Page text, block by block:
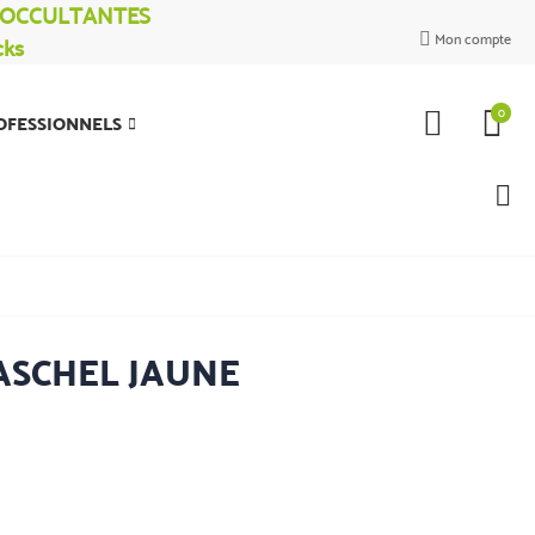
Mon compte
 0
JAUNE